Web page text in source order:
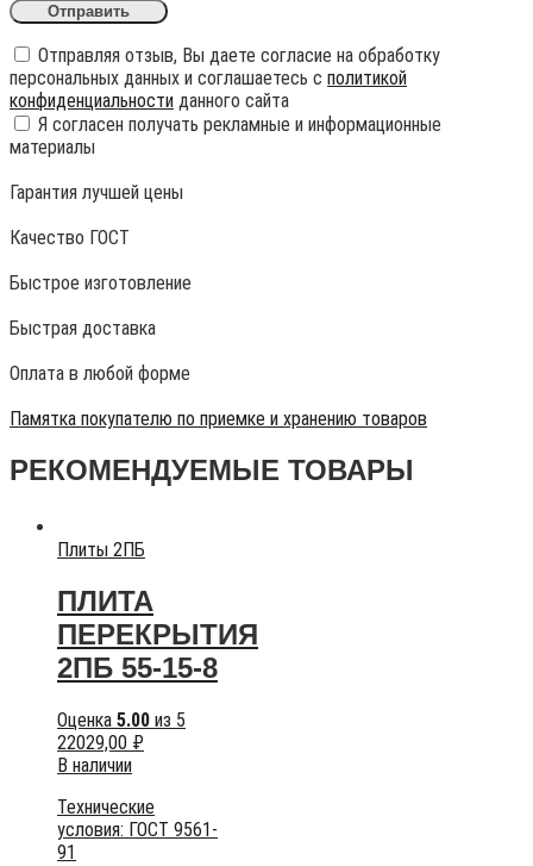
Отправляя отзыв, Вы даете согласие на обработку
персональных данных и соглашаетесь с политикой
конфиденциальности данного сайта
Я согласен получать рекламные и информационные
материалы
Гарантия лучшей цены
Качество ГОСТ
Быстрое изготовление
Быстрая доставка
Оплата в любой форме
Памятка покупателю по приемке и хранению товаров
РЕКОМЕНДУЕМЫЕ ТОВАРЫ
Плиты 2ПБ
ПЛИТА
ПЕРЕКРЫТИЯ
2ПБ 55-15-8
Оценка 5.00 из 5
22029,00 ₽
В наличии
Технические
условия: ГОСТ 9561-
91